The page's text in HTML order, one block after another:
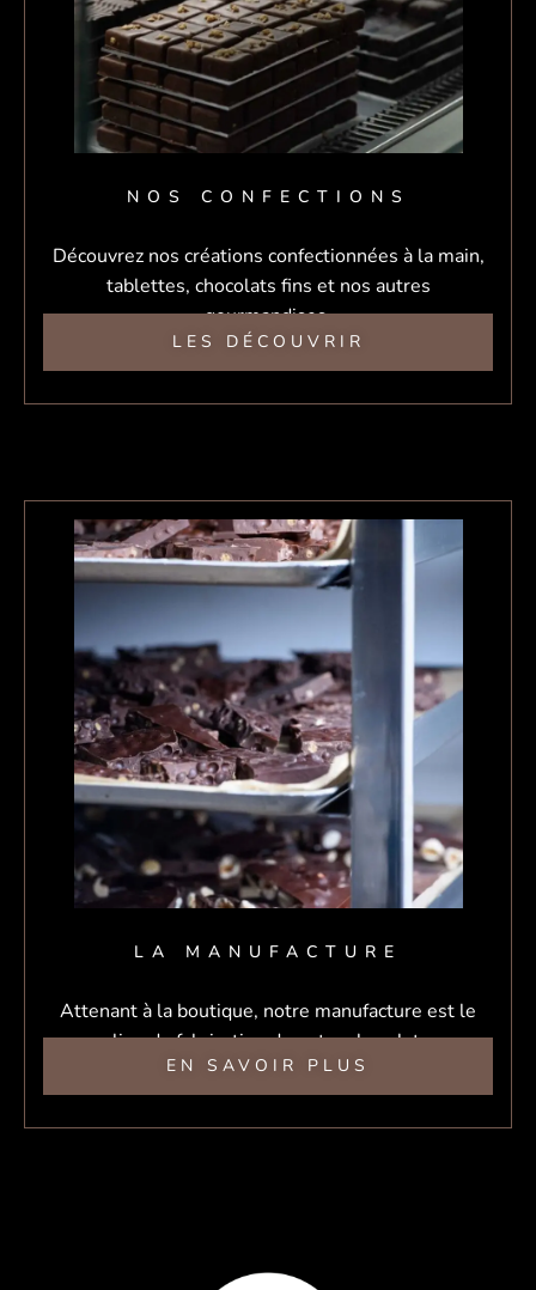
NOS CONFECTIONS
Découvrez nos créations confectionnées à la main,
tablettes, chocolats fins et nos autres
gourmandises.
LES DÉCOUVRIR
LA MANUFACTURE
Attenant à la boutique, notre manufacture est le
lieu de fabrication de notre chocolat.
EN SAVOIR PLUS